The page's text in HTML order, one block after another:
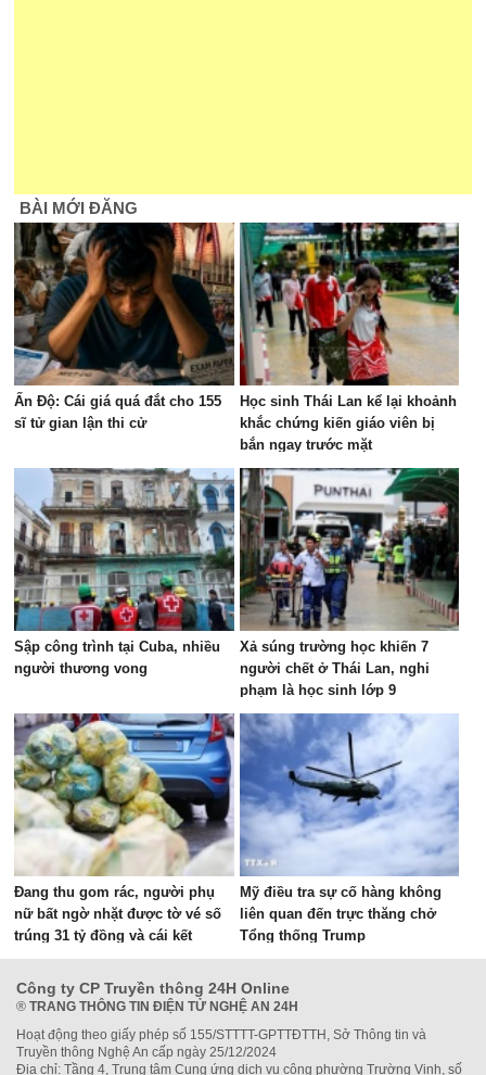
BÀI MỚI ĐĂNG
Ấn Độ: Cái giá quá đắt cho 155
sĩ tử gian lận thi cử
Học sinh Thái Lan kể lại khoảnh
khắc chứng kiến giáo viên bị
bắn ngay trước mặt
Sập công trình tại Cuba, nhiều
người thương vong
Xả súng trường học khiến 7
người chết ở Thái Lan, nghi
phạm là học sinh lớp 9
Đang thu gom rác, người phụ
nữ bất ngờ nhặt được tờ vé số
trúng 31 tỷ đồng và cái kết
Mỹ điều tra sự cố hàng không
liên quan đến trực thăng chở
Tổng thống Trump
Công ty CP Truyền thông 24H Online
® TRANG THÔNG TIN ĐIỆN TỬ NGHỆ AN 24H
Hoạt động theo giấy phép số 155/STTTT-GPTTĐTTH, Sở Thông tin và
Truyền thông Nghệ An cấp ngày 25/12/2024
Địa chỉ: Tầng 4, Trung tâm Cung ứng dịch vụ công phường Trường Vinh, số